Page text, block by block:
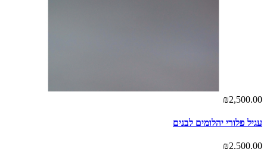
₪2,500.00
עגיל פלורי יהלומים לבנים
₪2,500.00